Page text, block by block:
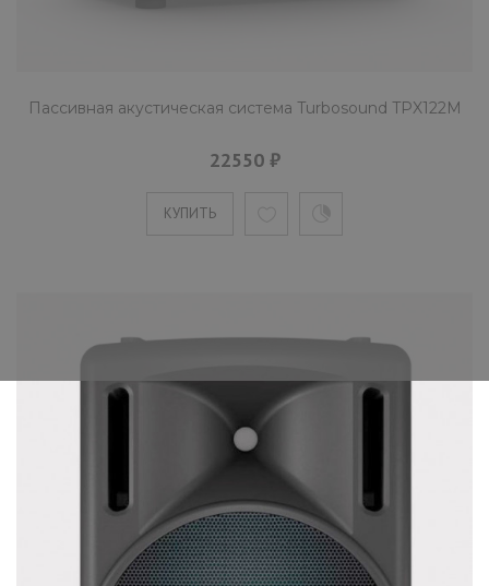
Пассивная акустическая система Turbosound TPX122M
22550 ₽
КУПИТЬ